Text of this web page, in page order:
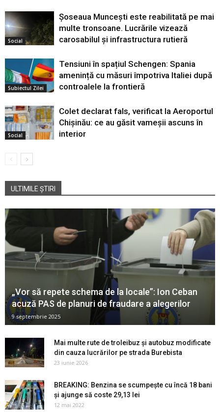
Social
Șoseaua Muncești este reabilitată pe mai
multe tronsoane. Lucrările vizează
carosabilul și infrastructura rutieră
Subiectul Zilei
Tensiuni în spațiul Schengen: Spania
amenință cu măsuri împotriva Italiei după
controalele la frontieră
Social
Colet declarat fals, verificat la Aeroportul
Chișinău: ce au găsit vameșii ascuns în
interior
ULTIMILE ȘTIRI
„Vor să repete schema de la locale”: Ion Ceban
acuză PAS de planuri de fraudare a alegerilor
9 septembrie 2025
Mai multe rute de troleibuz și autobuz modificate
din cauza lucrărilor pe strada Burebista
23 iunie 2026
BREAKING: Benzina se scumpește cu încă 18 bani
și ajunge să coste 29,13 lei
12 mai 2022